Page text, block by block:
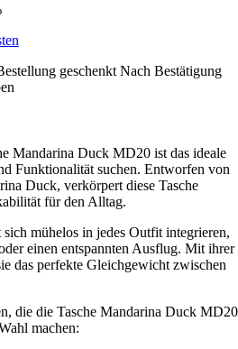
geschenkt Nach Bestätigung
Mandarina Duck MD20 ist das ideale
Funktionalität suchen. Entworfen von
Duck, verkörpert diese Tasche
für den Alltag.
mühelos in jedes Outfit integrieren,
einen entspannten Ausflug. Mit ihrer
das perfekte Gleichgewicht zwischen
die die Tasche Mandarina Duck MD20
machen: